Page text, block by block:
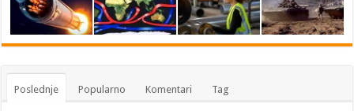
Poslednje Popularno Komentari Tag